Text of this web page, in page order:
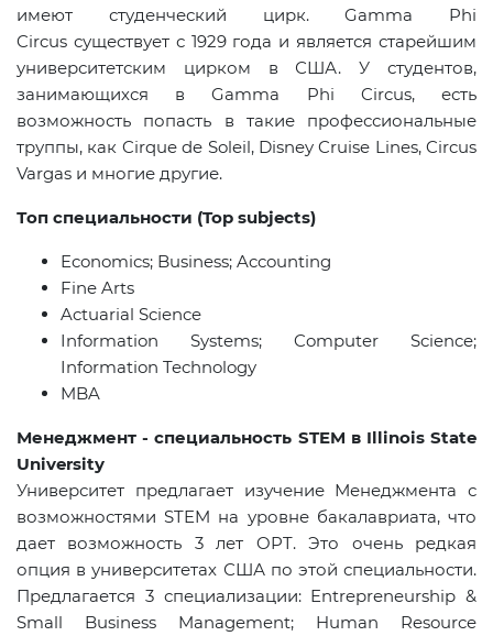
имеют студенческий цирк. Gamma Phi
Circus существует с 1929 года и является старейшим
университетским цирком в США. У студентов,
занимающихся в Gamma Phi Circus, есть
возможность попасть в такие профессиональные
труппы, как Cirque de Soleil, Disney Cruise Lines, Circus
Vargas и многие другие.
Топ специальности (Top subjects)
Economics; Business; Accounting
Fine Arts
Actuarial Science
Information Systems; Computer Science;
Information Technology
MBA
Менеджмент - специальность STEM в Illinois State
University
Университет предлагает изучение Менеджмента с
возможностями STEM на уровне бакалавриата, что
дает возможность 3 лет OPT. Это очень редкая
опция в университетах США по этой специальности.
Предлагается 3 специализации: Entrepreneurship &
Small Business Management; Human Resource